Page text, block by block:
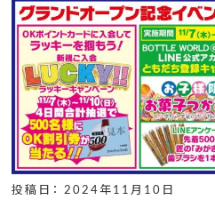
投稿日： 2024年11月10日